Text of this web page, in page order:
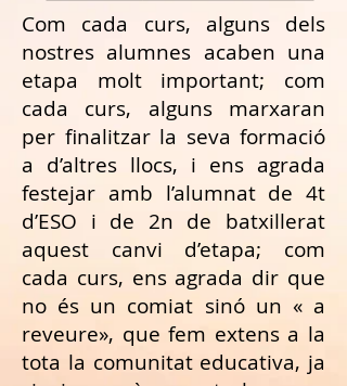
Com cada curs, alguns dels
nostres alumnes acaben una
etapa molt important; com
cada curs, alguns marxaran
per finalitzar la seva formació
a d’altres llocs, i ens agrada
festejar amb l’alumnat de 4t
d’ESO i de 2n de batxillerat
aquest canvi d’etapa; com
cada curs, ens agrada dir que
no és un comiat sinó un « a
reveure», que fem extens a la
tota la comunitat educativa, ja